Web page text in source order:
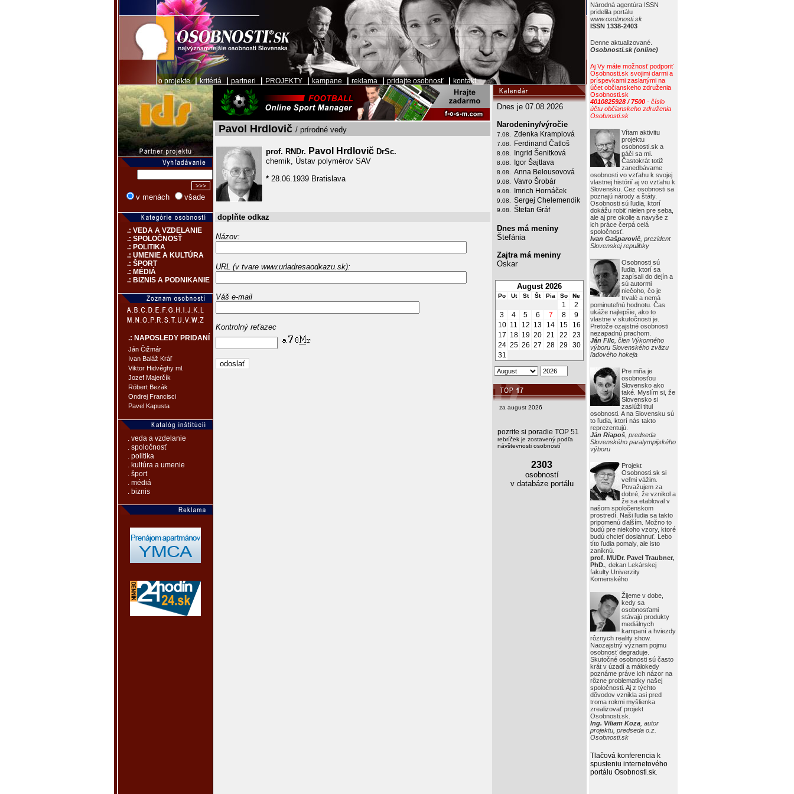
o projekte|kritériá partneri PROJEKTY kampane reklama pridajte osobnosť kontakt
Národná agentúra ISSN
pridelila portálu
www.osobnosti.sk
ISSN 1338-2403
Denne aktualizované.
Osobnosti.sk (online)
Aj Vy máte možnosť podporiť
Osobnosti.sk svojimi darmi a
príspevkami zaslanými na
účet občianskeho združenia
Osobnosti.sk
4010825928 / 7500 - číslo
účtu občianskeho združenia
Osobnosti.sk
Vítam aktivitu
projektu
osobnosti.sk a
páči sa mi.
Častokrát totiž
zanedbávame
osobnosti vo vzťahu k svojej
vlastnej histórií aj vo vzťahu k
Slovensku. Cez osobnosti sa
poznajú národy a štáty.
Osobnosti sú ľudia, ktorí
dokážu robiť nielen pre seba,
ale aj pre okolie a navyše z
ich práce čerpá celá
spoločnosť.
Ivan Gašparovič , prezident
Slovenskej repulibky
Osobnosti sú
ľudia, ktorí sa
zapísali do dejín a
sú autormi
niečoho, čo je
trvalé a nemá
pominuteľnú hodnotu. Čas
ukáže najlepšie, ako to
vlastne v skutočnosti je.
Pretože ozajstné osobnosti
nezapadnú prachom.
Ján Filc , člen Výkonného
výboru Slovenského zväzu
ľadového hokeja
Pre mňa je
osobnosťou
Slovensko ako
také. Myslím si, že
Slovensko si
zaslúži titul
osobnosti. A na Slovensku sú
to ľudia, ktorí nás takto
reprezentujú.
Ján Riapoš , predseda
Slovenského paralympijského
výboru
Projekt
Osobnosti.sk si
veľmi vážim.
Považujem za
dobré, že vznikol a
že sa etabloval v
našom spoločenskom
prostredí. Naši ľudia sa takto
pripomenú ďalším. Možno to
budú pre niekoho vzory, ktoré
budú chcieť dosiahnuť. Lebo
títo ľudia pomaly, ale isto
zaniknú.
prof. MUDr. Pavel Traubner,
PhD. , dekan Lekárskej
fakulty Univerzity
Komenského
Žijeme v dobe,
kedy sa
osobnosťami
stávajú produkty
mediálnych
kampaní a hviezdy
rôznych reality show.
Naozajstný význam pojmu
osobnosť degraduje.
Skutočné osobnosti sú často
krát v úzadí a málokedy
poznáme práve ich názor na
rôzne problematiky našej
spoločnosti. Aj z týchto
dôvodov vznikla asi pred
troma rokmi myšlienka
zrealizovať projekt
Osobnosti.sk.
Ing. Viliam Koza , autor
projektu, predseda o.z.
Osobnosti.sk
Tlačová konferencia k
spusteniu internetového
portálu Osobnosti.sk
v menách všade
.: VEDA A VZDELANIE
.: SPOLOČNOSŤ
.: POLITIKA
.: UMENIE A KULTÚRA
.: ŠPORT
.: MÉDIÁ
.: BIZNIS A PODNIKANIE
.: NAPOSLEDY PRIDANÍ
Ján Čižmár
Ivan Baláž Kráľ
Viktor Hidvéghy ml.
Jozef Majerčík
Róbert Bezák
Ondrej Francisci
Pavel Kapusta
. veda a vzdelanie
. spoločnosť
. politika
. kultúra a umenie
. šport
. médiá
. biznis
Pavol Hrdlovič / prírodné vedy
prof. RNDr. Pavol Hrdlovič DrSc.
chemik, Ústav polymérov SAV
* 28.06.1939 Bratislava
doplňte odkaz
Názov:
URL (v tvare www.urladresaodkazu.sk):
Váš e-mail
Kontrolný reťazec
Dnes je 07.08.2026
Narodeniny/výročie
7.08. Zdenka Kramplová
7.08. Ferdinand Čatloš
8.08. Ingrid Šenitková
8.08. Igor Šajtlava
8.08. Anna Belousovová
9.08. Vavro Šrobár
9.08. Imrich Hornáček
9.08. Sergej Chelemendik
9.08. Štefan Gráf
Dnes má meniny
Štefánia
Zajtra má meniny
Oskar
August 2026
Po Ut St Št Pia So Ne
1
2
3
4 5 6 7 8
9
10 11 12 13 14 15
16
17 18 19 20 21 22
23
24 25 26 27 28 29 30
31
za august 2026
pozrite si poradie TOP 51
rebríček je zostavený podľa
návštevnosti osobností
2303
osobností
v databáze portálu